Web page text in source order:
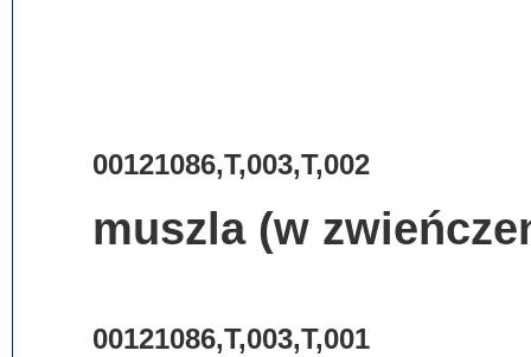
00121086,T,003,T,002
muszla (w
00121086,T,003,T,001